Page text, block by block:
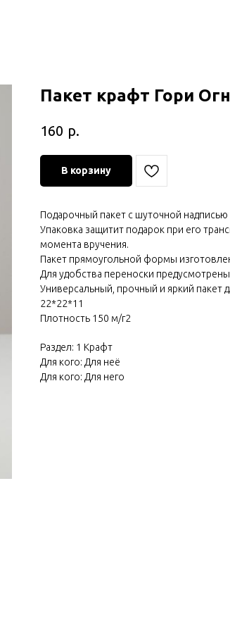
Пакет крафт Гори
160 р.
В корзину
Подарочный пакет с шуточной надписью
Упаковка защитит подарок при его
момента вручения.
Пакет прямоугольной формы
Для удобства переноски
Универсальный, прочный и яркий пакет
22*22*11
Плотность 150 м/г2
Раздел: 1 Крафт
Для кого: Для неё
Для кого: Для него